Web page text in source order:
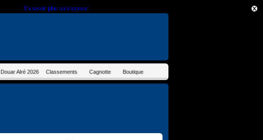
En savoir plus ou s'opposer.
Douar Alré 2026 Classements Cagnotte Boutique